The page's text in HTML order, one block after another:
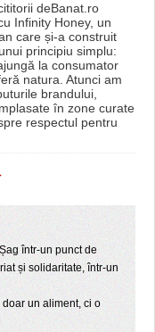
deBanat.ro
Infinity Honey, un
care și-a construit
principiu simplu:
la consumator
natura. Atunci am
brandului,
în zone curate
respectul pentru
într-un punct de
și solidaritate, într-un
un aliment, ci o